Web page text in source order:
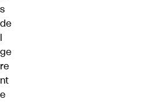
s
de
l
ge
re
nt
e